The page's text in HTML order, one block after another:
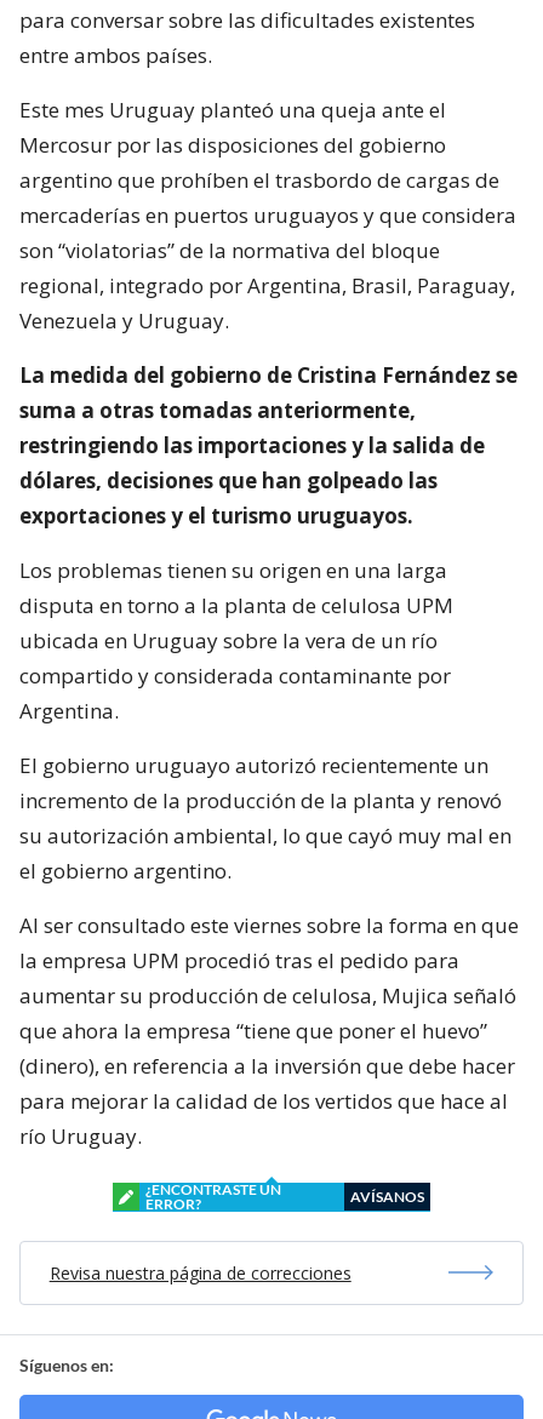
para conversar sobre las dificultades existentes
entre ambos países.
Este mes Uruguay planteó una queja ante el
Mercosur por las disposiciones del gobierno
argentino que prohíben el trasbordo de cargas de
mercaderías en puertos uruguayos y que considera
son “violatorias” de la normativa del bloque
regional, integrado por Argentina, Brasil, Paraguay,
Venezuela y Uruguay.
La medida del gobierno de Cristina Fernández se
suma a otras tomadas anteriormente,
restringiendo las importaciones y la salida de
dólares, decisiones que han golpeado las
exportaciones y el turismo uruguayos.
Los problemas tienen su origen en una larga
disputa en torno a la planta de celulosa UPM
ubicada en Uruguay sobre la vera de un río
compartido y considerada contaminante por
Argentina.
El gobierno uruguayo autorizó recientemente un
incremento de la producción de la planta y renovó
su autorización ambiental, lo que cayó muy mal en
el gobierno argentino.
Al ser consultado este viernes sobre la forma en que
la empresa UPM procedió tras el pedido para
aumentar su producción de celulosa, Mujica señaló
que ahora la empresa “tiene que poner el huevo”
(dinero), en referencia a la inversión que debe hacer
para mejorar la calidad de los vertidos que hace al
río Uruguay.
¿ENCONTRASTE UN
ERROR?
AVÍSANOS
Revisa nuestra página de correcciones
Síguenos en: